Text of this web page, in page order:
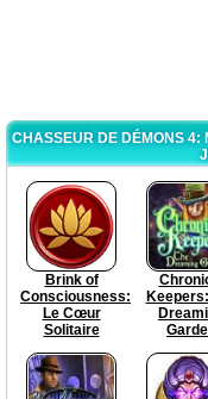
CHASSEUR DE DÉMONS 4:
Brink of
Consciousness:
Le Cœur
Solitaire